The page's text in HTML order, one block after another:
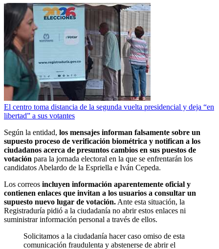
El centro toma distancia de la segunda vuelta presidencial y deja “en
libertad” a sus votantes
Según la entidad, los mensajes informan falsamente sobre un
supuesto proceso de verificación biométrica y notifican a los
ciudadanos acerca de presuntos cambios en sus puestos de
votación para la jornada electoral en la que se enfrentarán los
candidatos Abelardo de la Espriella e Iván Cepeda.
Los correos incluyen información aparentemente oficial y
contienen enlaces que invitan a los usuarios a consultar un
supuesto nuevo lugar de votación. Ante esta situación, la
Registraduría pidió a la ciudadanía no abrir estos enlaces ni
suministrar información personal a través de ellos.
Solicitamos a la ciudadanía hacer caso omiso de esta
comunicación fraudulenta y abstenerse de abrir el